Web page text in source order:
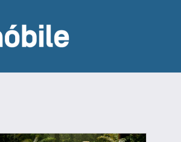
MARCENARIA
DESIGN & DECORAÇÃO